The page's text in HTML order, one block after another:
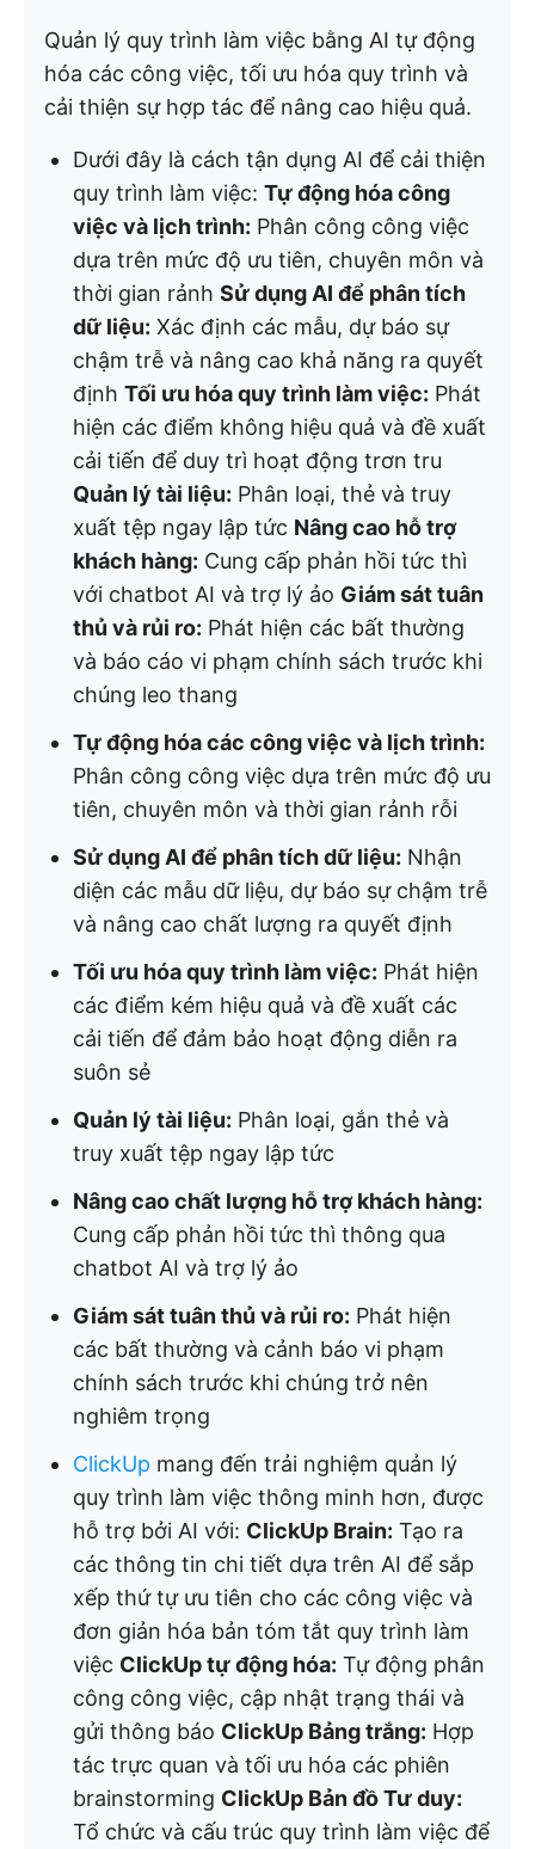
Quản lý quy trình làm việc bằng AI tự động
hóa các công việc, tối ưu hóa quy trình và
cải thiện sự hợp tác để nâng cao hiệu quả.
Dưới đây là cách tận dụng AI để cải thiện
quy trình làm việc: Tự động hóa công
việc và lịch trình: Phân công công việc
dựa trên mức độ ưu tiên, chuyên môn và
thời gian rảnh Sử dụng AI để phân tích
dữ liệu: Xác định các mẫu, dự báo sự
chậm trễ và nâng cao khả năng ra quyết
định Tối ưu hóa quy trình làm việc: Phát
hiện các điểm không hiệu quả và đề xuất
cải tiến để duy trì hoạt động trơn tru
Quản lý tài liệu: Phân loại, thẻ và truy
xuất tệp ngay lập tức Nâng cao hỗ trợ
khách hàng: Cung cấp phản hồi tức thì
với chatbot AI và trợ lý ảo Giám sát tuân
thủ và rủi ro: Phát hiện các bất thường
và báo cáo vi phạm chính sách trước khi
chúng leo thang
Tự động hóa các công việc và lịch trình:
Phân công công việc dựa trên mức độ ưu
tiên, chuyên môn và thời gian rảnh rỗi
Sử dụng AI để phân tích dữ liệu: Nhận
diện các mẫu dữ liệu, dự báo sự chậm trễ
và nâng cao chất lượng ra quyết định
Tối ưu hóa quy trình làm việc: Phát hiện
các điểm kém hiệu quả và đề xuất các
cải tiến để đảm bảo hoạt động diễn ra
suôn sẻ
Quản lý tài liệu: Phân loại, gắn thẻ và
truy xuất tệp ngay lập tức
Nâng cao chất lượng hỗ trợ khách hàng:
Cung cấp phản hồi tức thì thông qua
chatbot AI và trợ lý ảo
Giám sát tuân thủ và rủi ro: Phát hiện
các bất thường và cảnh báo vi phạm
chính sách trước khi chúng trở nên
nghiêm trọng
ClickUp mang đến trải nghiệm quản lý
quy trình làm việc thông minh hơn, được
hỗ trợ bởi AI với: ClickUp Brain: Tạo ra
các thông tin chi tiết dựa trên AI để sắp
xếp thứ tự ưu tiên cho các công việc và
đơn giản hóa bản tóm tắt quy trình làm
việc ClickUp tự động hóa: Tự động phân
công công việc, cập nhật trạng thái và
gửi thông báo ClickUp Bảng trắng: Hợp
tác trực quan và tối ưu hóa các phiên
brainstorming ClickUp Bản đồ Tư duy:
Tổ chức và cấu trúc quy trình làm việc để